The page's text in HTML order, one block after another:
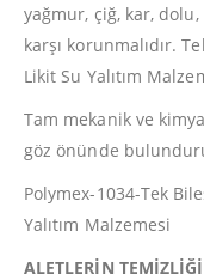
yağmur, çiğ, kar,
karşı korunmalıdır.
Likit Su Yalıtım
Tam mekanik ve
göz önünde
Polymex-1034-Tek
Yalıtım Malzemesi
ALETLERİN TEMİZLİĞİ